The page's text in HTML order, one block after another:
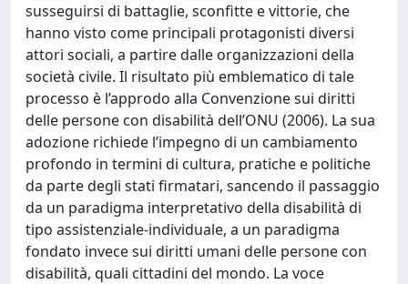
susseguirsi di battaglie, sconfitte e vittorie, che
hanno visto come principali protagonisti diversi
attori sociali, a partire dalle organizzazioni della
società civile. Il risultato più emblematico di tale
processo è l’approdo alla Convenzione sui diritti
delle persone con disabilità dell’ONU (2006). La sua
adozione richiede l’impegno di un cambiamento
profondo in termini di cultura, pratiche e politiche
da parte degli stati firmatari, sancendo il passaggio
da un paradigma interpretativo della disabilità di
tipo assistenziale-individuale, a un paradigma
fondato invece sui diritti umani delle persone con
disabilità, quali cittadini del mondo. La voce